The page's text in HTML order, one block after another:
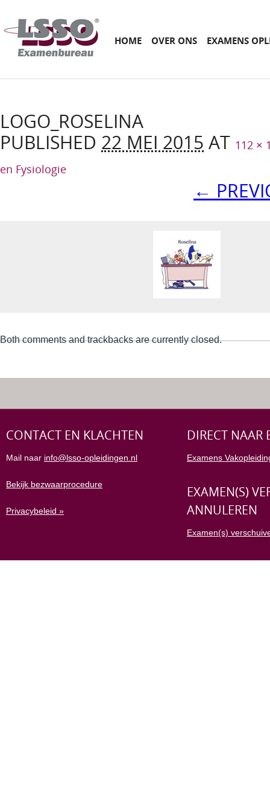
Main menu
SKIP
HOME OVER ONS EXAMENS
LOGO_ROSELINA
PUBLISHED 22 MEI 2015 AT 112 ×
en Fysiologie
←
Both comments and trackbacks are currently closed.
CONTACT EN KLACHTEN
Mail naar info@lsso-opleidingen.nl
Bekijk bezwaarprocedure
Privacybeleid »
DIRECT NAAR
Examens
EXAMEN(S)
ANNULEREN
Examen(s)